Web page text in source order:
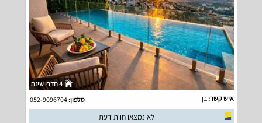
4 חדרי שינה
איש קשר:בן טלפון:052-9096704
לא נמצאו חוות דעת